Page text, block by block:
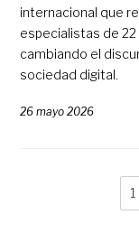
internacional que
especialistas de
cambiando el
sociedad digital.
26 mayo 2026
1